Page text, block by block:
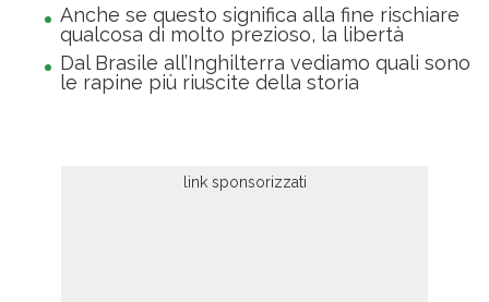
Anche se questo significa alla fine rischiare
qualcosa di molto prezioso, la libertà
Dal Brasile all’Inghilterra vediamo quali sono
le rapine più riuscite della storia